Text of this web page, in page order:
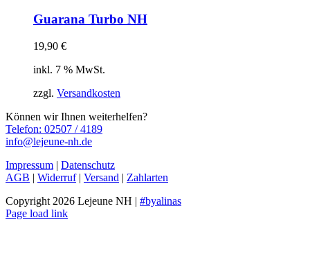
Guarana Turbo NH
19,90 €
inkl. 7 % MwSt.
zzgl. Versandkosten
Können wir Ihnen weiterhelfen?
Telefon: 02507 / 4189
info@lejeune-nh.de
Impressum | Datenschutz
AGB | Widerruf| Versand | Zahlarten
Copyright 2026 Lejeune NH | #byalinas
Facebook
Instagram
Page load link